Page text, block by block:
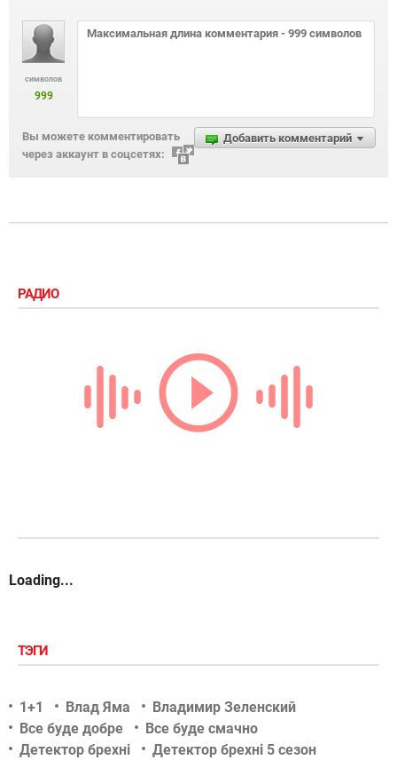
символов
999
Добавить комментарий
Вы можете комментировать
через аккаунт в соцсетях:
РАДИО
Loading...
ТЭГИ
1+1 Влад Яма
Владимир Зеленский
Все буде добре
Все буде смачно
Детектор брехні
Детектор брехні 5 сезон